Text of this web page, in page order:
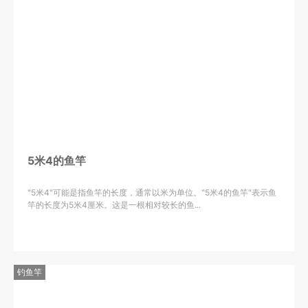
5米4的鱼竿
"5米4"可能是指鱼竿的长度，通常以米为单位。"5米4的鱼竿"表示鱼
竿的长度为5米4厘米。这是一根相对较长的鱼...
钓鱼竿